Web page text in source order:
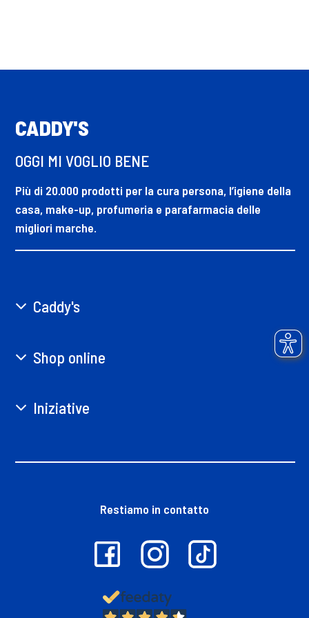
CADDY'S
OGGI MI VOGLIO BENE
Più di 20.000 prodotti per la cura persona, l’igiene della
casa, make-up, profumeria e parafarmacia delle
migliori marche.
Caddy's
Shop online
Iniziative
Restiamo in contatto